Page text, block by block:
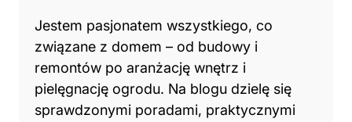
Jestem pasjonatem wszystkiego, co
związane z domem – od budowy i
remontów po aranżację wnętrz i
pielęgnację ogrodu. Na blogu dzielę się
sprawdzonymi poradami, praktycznymi